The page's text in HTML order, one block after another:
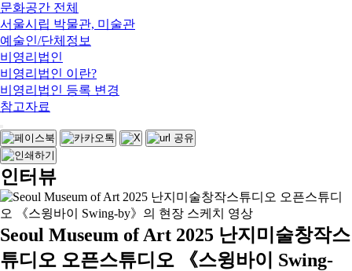
문화공간 전체
서울시립 박물관, 미술관
예술인/단체정보
비영리법인
비영리법인 이란?
비영리법인 등록 변경
참고자료
인터뷰
Seoul Museum of Art 2025 난지미술창작스
튜디오 오픈스튜디오 《스윙바이 Swing-